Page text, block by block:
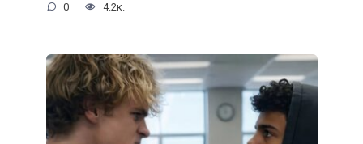
0 4.2к.